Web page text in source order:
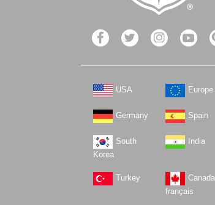
USA Europe
Germany Spain
South
Korea
India
Turkey
Canada
français